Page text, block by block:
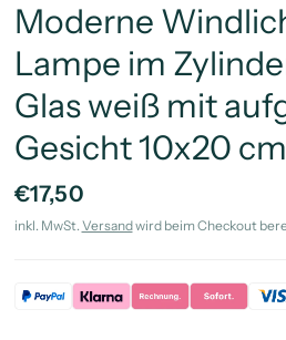
Moderne
Lampe im
Glas weiß mit
Gesicht 10x20 cm
€17,50
inkl. MwSt. Versandwird beim Checkout